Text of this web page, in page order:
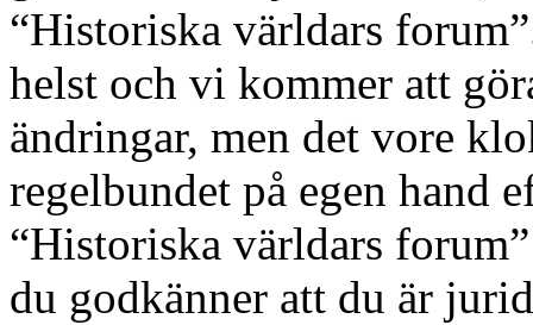
“Historiska världars
helst och vi kommer att
ändringar, men det vore
regelbundet på egen hand
“Historiska världars
du godkänner att du är